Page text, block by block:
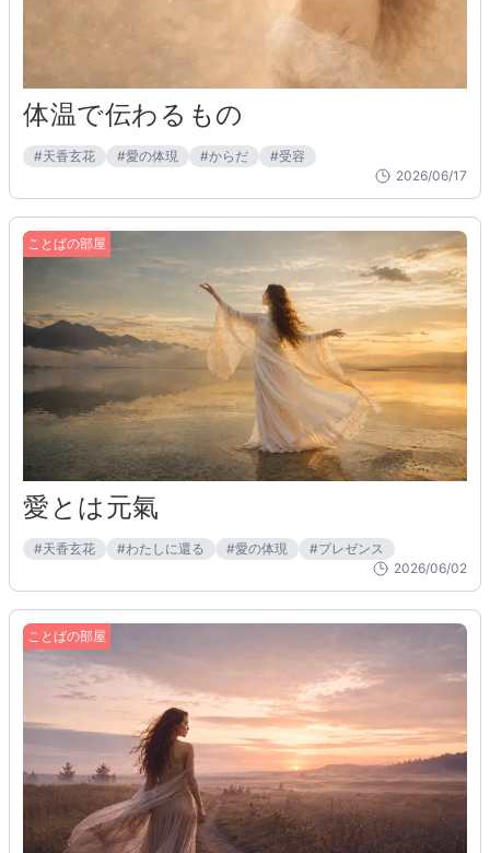
体温で伝わるもの
#天香玄花 #愛の体現 #からだ #受容
2026/06/17
ことばの部屋
愛とは元氣
#天香玄花 #わたしに還る #愛の体現 #プレゼンス
2026/06/02
ことばの部屋